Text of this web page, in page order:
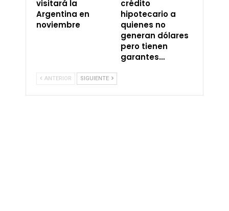
visitará la
Argentina en
noviembre
crédito
hipotecario a
quienes no
generan dólares
pero tienen
garantes…
ANTERIOR SIGUIENTE